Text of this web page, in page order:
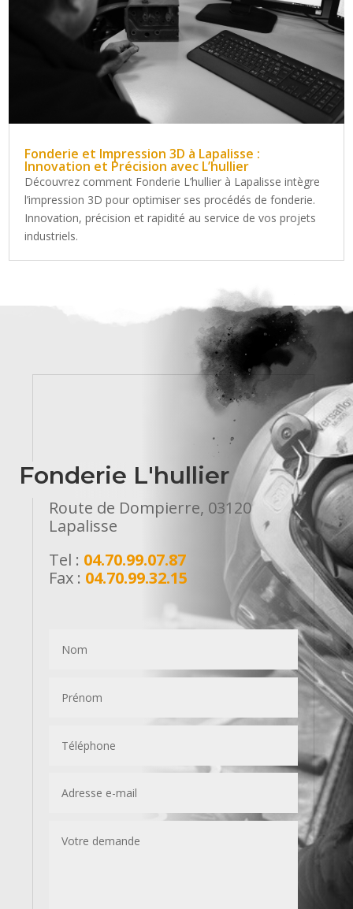
Fonderie et Impression 3D à Lapalisse :
Innovation et Précision avec L’hullier
Découvrez comment Fonderie L’hullier à Lapalisse intègre
l’impression 3D pour optimiser ses procédés de fonderie.
Innovation, précision et rapidité au service de vos projets
industriels.
Fonderie L'hullier
Route de Dompierre, 03120
Lapalisse
Tel : 04.70.99.07.87
Fax : 04.70.99.32.15